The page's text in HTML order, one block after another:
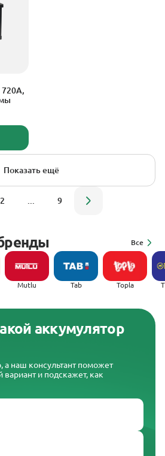
720А,
Показать ещё
2 9
Все
Mutlu Tab Topla
аккумулятор
а наш консультант поможет
и подскажет, как